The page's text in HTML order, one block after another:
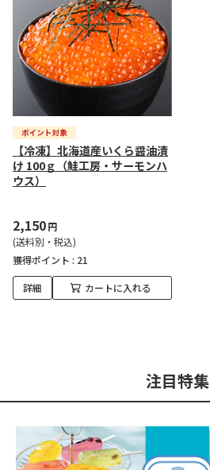
【冷凍】北海道産いくら醤油漬
け 100ｇ（鮭工房・サーモンハ
ウス）
2,150円
(送料別・税込)
獲得ポイント : 21
詳細 カートに入れる
注目特集